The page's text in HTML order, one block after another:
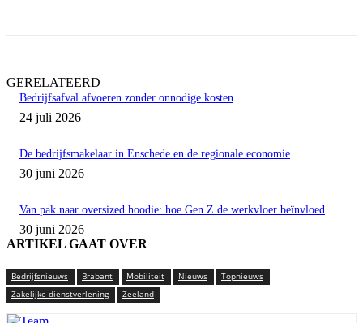
GERELATEERD
Bedrijfsafval afvoeren zonder onnodige kosten
24 juli 2026
De bedrijfsmakelaar in Enschede en de regionale economie
30 juni 2026
Van pak naar oversized hoodie: hoe Gen Z de werkvloer beïnvloed
30 juni 2026
ARTIKEL GAAT OVER
Bedrijfsnieuws Brabant Mobiliteit Nieuws
Topnieuws
Zakelijke dienstverlening
Zeeland